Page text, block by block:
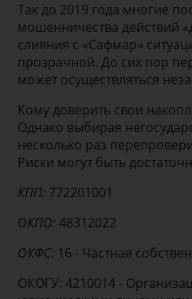
Так до 2019 года многие
мошенничества действий
слияния с «Сафмар»
прозрачной. До сих пор
может осуществляться
Кому доверить свои
Однако выбирая
несколько раз
Риски могут быть
КПП: 772201001
ОКПО: 48312022
ОКФС: 16 - Частная
ОКОГУ: 4210014 -